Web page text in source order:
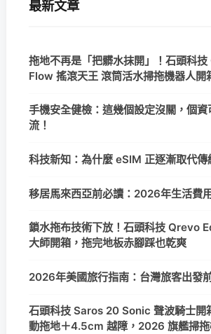
最新文章
拖地不再是「把髒水抹開」！石頭科
Flow 搖滾天王 滾筒活水掃拖機器人開
手機安全健檢：這幾個設定沒關，個
流！
科技新知：為什麼 eSIM 正逐漸取代傳
移居馬來西亞前必讀：2026年生活費
鎖水拖布技術下放！石頭科技 Qrevo
大師開箱，拖完地板赤腳踩也乾爽
2026年美國旅行指南：台灣旅客出發
石頭科技 Saros 20 Sonic 聲波騎士開
動拖地＋4.5cm 越障，2026 旗艦掃